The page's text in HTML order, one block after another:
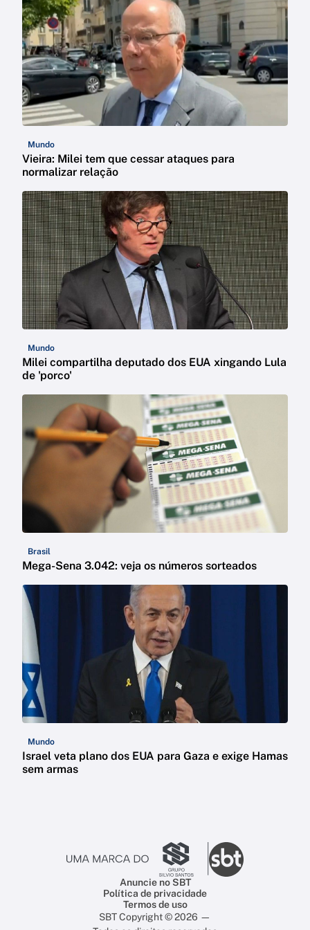
Mundo
Vieira: Milei tem que cessar ataques para
normalizar relação
Mundo
Milei compartilha deputado dos EUA xingando Lula
de 'porco'
Brasil
Mega-Sena 3.042: veja os números sorteados
Mundo
Israel veta plano dos EUA para Gaza e exige Hamas
sem armas
Anuncie no SBT
Política de privacidade
Termos de uso
SBT Copyright © 2026 —